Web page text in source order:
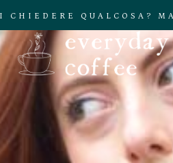
CHIEDERE QUALCOSA?